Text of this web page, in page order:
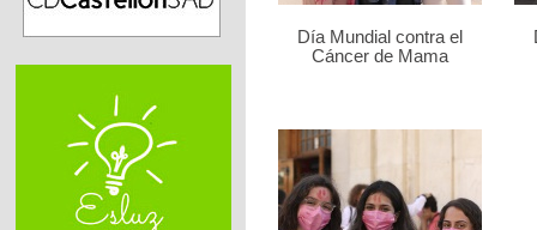
Día Mundial contra el
Cáncer de Mama